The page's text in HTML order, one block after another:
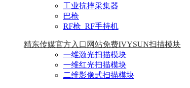
工业抗摔采集器
巴枪
RF枪_RF手持机
精东传媒官方入口网站免费IVYSUN扫描模块
一维激光扫描模块
一维红光扫描模块
二维影像式扫描模块